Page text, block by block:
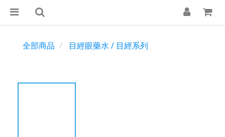
全部商品 目經眼藥水 / 目經系列